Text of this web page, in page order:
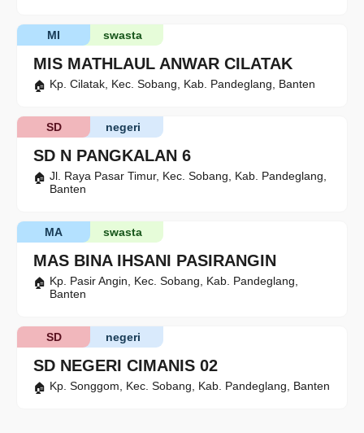
MIS MATHLAUL ANWAR CILATAK
swasta
MI
Kp. Cilatak, Kec. Sobang, Kab. Pandeglang, Banten
SD N PANGKALAN 6
negeri
SD
Jl. Raya Pasar Timur, Kec. Sobang, Kab. Pandeglang,
Banten
MAS BINA IHSANI PASIRANGIN
swasta
MA
Kp. Pasir Angin, Kec. Sobang, Kab. Pandeglang,
Banten
SD NEGERI CIMANIS 02
negeri
SD
Kp. Songgom, Kec. Sobang, Kab. Pandeglang, Banten